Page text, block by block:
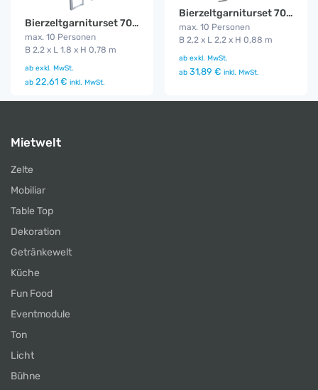
Bierzeltgarniturset 70 cm Gala
max. 10 Personen
B 2,2 x L 1,8 x H 0,78 m
ab exkl. MwSt.
ab 22,61 € inkl. MwSt.
Bierzeltgarniturset 70 cm Lehne Gala
max. 10 Personen
B 2,2 x L 2,2 x H 0,88 m
ab exkl. MwSt.
ab 31,89 € inkl. MwSt.
Mietwelt
Zelte
Mobiliar
Table Top
Dekoration
Getränkewelt
Küche
Fun Food
Eventmodule
Ton
Licht
Bühne